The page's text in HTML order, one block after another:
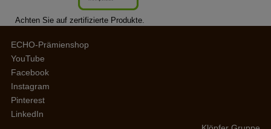
Achten Sie auf zertifizierte Produkte.
ECHO-Prämienshop
YouTube
Facebook
Instagram
Pinterest
LinkedIn